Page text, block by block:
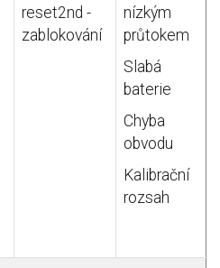
reset2nd -
zablokování
nízkým
průtokem
Slabá
baterie
Chyba
obvodu
Kalibrační
rozsah